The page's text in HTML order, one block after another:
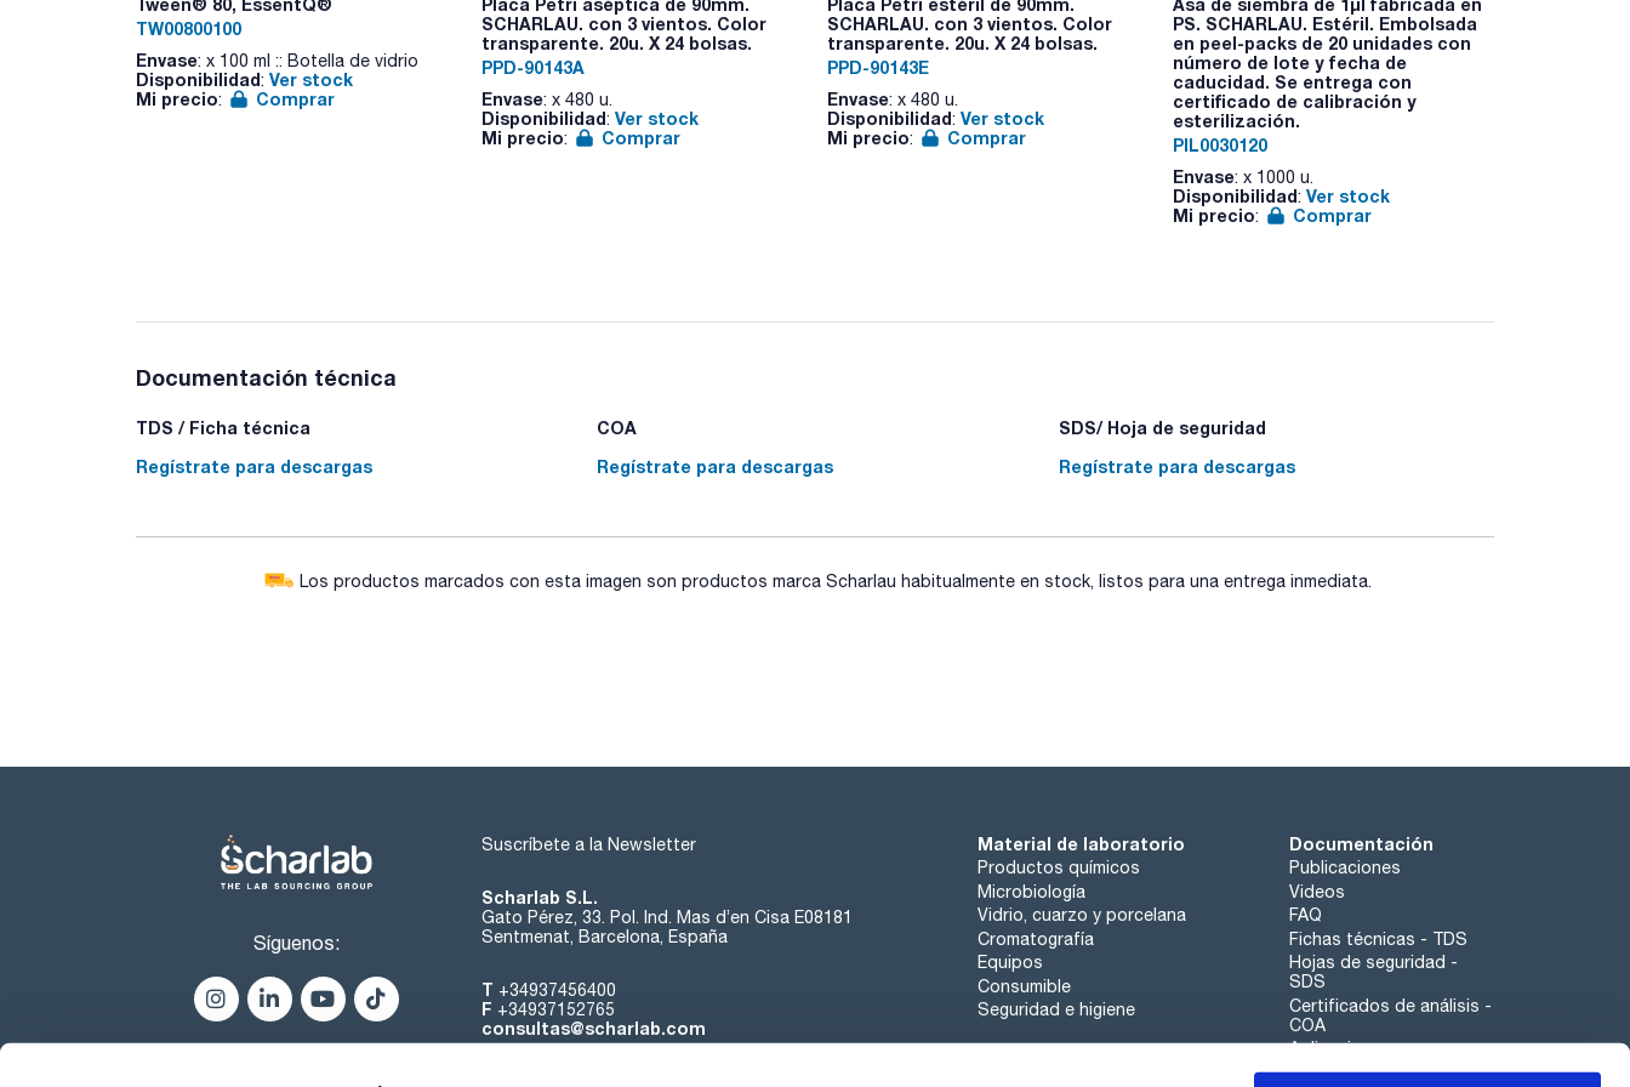
Tween® 80, EssentQ®
TW00800100
Envase: x 100 ml :: Botella de vidrio
Disponibilidad: Ver stock
Mi precio: Comprar
Placa Petri aséptica de 90mm.
SCHARLAU. con 3 vientos. Color
transparente. 20u. X 24 bolsas.
PPD-90143A
Envase: x 480 u.
Disponibilidad: Ver stock
Mi precio: Comprar
Placa Petri estéril de 90mm.
SCHARLAU. con 3 vientos. Color
transparente. 20u. X 24 bolsas.
PPD-90143E
Envase: x 480 u.
Disponibilidad: Ver stock
Mi precio: Comprar
Asa de siembra de 1µl fabricada en
PS. SCHARLAU. Estéril. Embolsada
en peel-packs de 20 unidades con
número de lote y fecha de
caducidad. Se entrega con
certificado de calibración y
esterilización.
PIL0030120
Envase: x 1000 u.
Disponibilidad: Ver stock
Mi precio: Comprar
Documentación técnica
TDS / Ficha técnica
Regístrate para descargas
COA
Regístrate para descargas
SDS/ Hoja de seguridad
Regístrate para descargas
Los productos marcados con esta imagen son productos marca Scharlau habitualmente en stock, listos para una entrega inmediata.
Síguenos:
Suscríbete a la Newsletter
Scharlab S.L.
Gato Pérez, 33. Pol. Ind. Mas d’en Cisa E08181
Sentmenat, Barcelona, España
T +34937456400
F +34937152765
consultas@scharlab.com
Material de laboratorio
Productos químicos
Microbiología
Vidrio, cuarzo y porcelana
Cromatografía
Equipos
Consumible
Seguridad e higiene
Documentación
Publicaciones
Videos
FAQ
Fichas técnicas - TDS
Hojas de seguridad -
SDS
Certificados de análisis -
COA
Aplicaciones
Tabla Periódica